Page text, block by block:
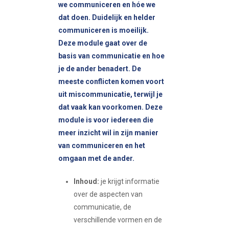
we communiceren en hóe we
dat doen. Duidelijk en helder
communiceren is moeilijk.
Deze module gaat over de
basis van communicatie en hoe
je de ander benadert. De
meeste conflicten komen voort
uit miscommunicatie, terwijl je
dat vaak kan voorkomen. Deze
module is voor iedereen die
meer inzicht wil in zijn manier
van communiceren en het
omgaan met de ander.
Inhoud: je krijgt informatie
over de aspecten van
communicatie, de
verschillende vormen en de